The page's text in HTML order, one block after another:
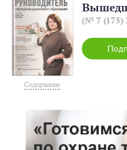
Содержание
(№ 7 (175)